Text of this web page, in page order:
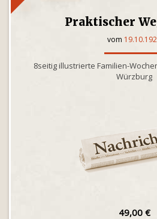
Praktischer
vom
8seitig illustrierte Familien-
Würzburg
49,00 €